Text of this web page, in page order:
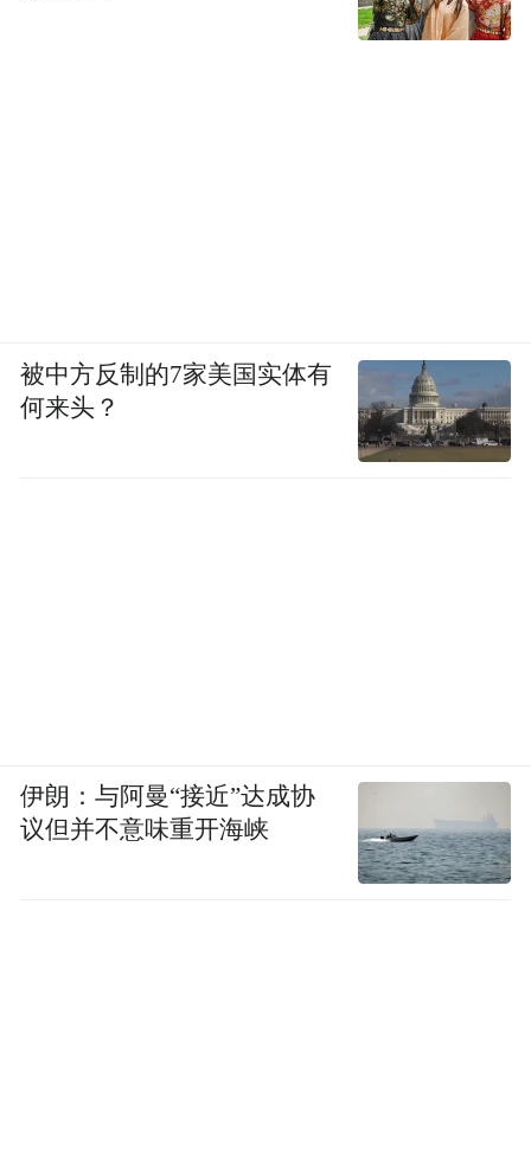
被中方反制的7家美国实体有
何来头？
伊朗：与阿曼“接近”达成协
议但并不意味重开海峡